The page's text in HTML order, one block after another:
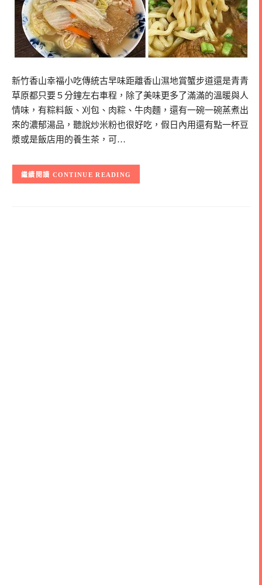
新竹香山幸福小吃傳統古早味距離香山濕地賞蟹步道還是青青
草原都只要５分鐘左右車程，除了美味更多了滿滿的溫暖與人
情味，有粽料飯、刈包、肉粽、牛肉麵，還有一碗一碗蒸煮出
來的濃郁湯品，聽說炒米粉也很好吃，假日內用還有點一杯豆
漿或是飯店用的養生茶，可…
CONTINUE READING